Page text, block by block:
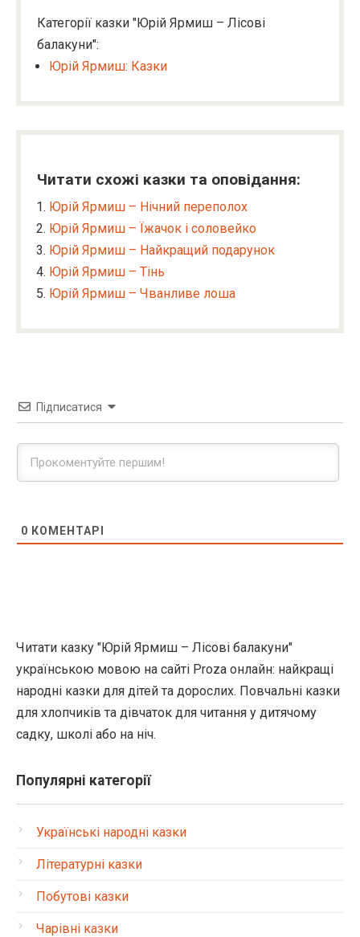
Категорії казки "Юрій Ярмиш – Лісові
балакуни":
Юрій Ярмиш: Казки
Читати схожі казки та оповідання:
Юрій Ярмиш – Нічний переполох
Юрій Ярмиш – Їжачок і соловейко
Юрій Ярмиш – Найкращий подарунок
Юрій Ярмиш – Тінь
Юрій Ярмиш – Чванливе лоша
Підписатися
0 КОМЕНТАРІ
Читати казку "Юрій Ярмиш – Лісові балакуни"
українською мовою на сайті Proza онлайн: найкращі
народні казки для дітей та дорослих. Повчальні казки
для хлопчиків та дівчаток для читання у дитячому
садку, школі або на ніч.
Популярні категорії
Українські народні казки
Літературні казки
Побутові казки
Чарівні казки